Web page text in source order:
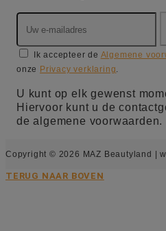
Ik accepteer de Algemene
onze Privacy verklaring.
U kunt op elk gewenst
Hiervoor kunt u de
de algemene voorwaarden.
Copyright © 2026 MAZ Beautyland |
TERUG NAAR BOVEN